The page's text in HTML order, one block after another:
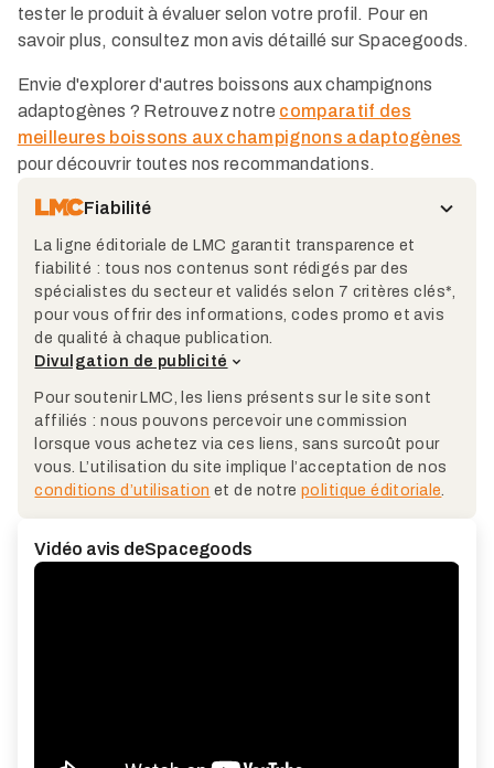
tester le produit à évaluer selon votre profil. Pour en
savoir plus, consultez mon avis détaillé sur Spacegoods.
Envie d'explorer d'autres boissons aux champignons
adaptogènes ? Retrouvez notre comparatif des
meilleures boissons aux champignons adaptogènes
pour découvrir toutes nos recommandations.
Fiabilité
La ligne éditoriale de LMC garantit transparence et
fiabilité : tous nos contenus sont rédigés par des
spécialistes du secteur et validés selon 7 critères clés*,
pour vous offrir des informations, codes promo et avis
de qualité à chaque publication.
Divulgation de publicité
Pour soutenir LMC, les liens présents sur le site sont
affiliés : nous pouvons percevoir une commission
lorsque vous achetez via ces liens, sans surcoût pour
vous. L’utilisation du site implique l’acceptation de nos
conditions d’utilisation et de notrepolitique éditoriale
Vidéo avis deSpacegoods